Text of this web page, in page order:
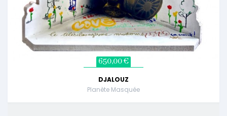
650,00 €
DJALOUZ
Planète Masquée